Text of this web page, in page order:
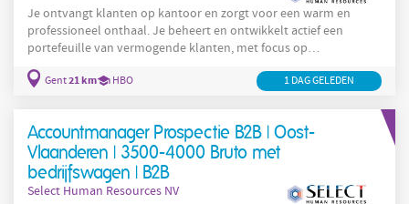
Je ontvangt klanten op kantoor en zorgt voor een warm en
professioneel onthaal. Je beheert en ontwikkelt actief een
portefeuille van vermogende klanten, met focus op
investeringsadvies . Je werkt nauw samen met collega’s en je
leidinggevende om commerciële doelstellingen te behalen. Je
administratieve opvolging van klantendossiers. Je
Gent21 km HBO 1 DAG GELEDEN
Accountmanager Prospectie B2B | Oost-
Vlaanderen | 3500-4000 Bruto met
bedrijfswagen | B2B
Select Human Resources NV